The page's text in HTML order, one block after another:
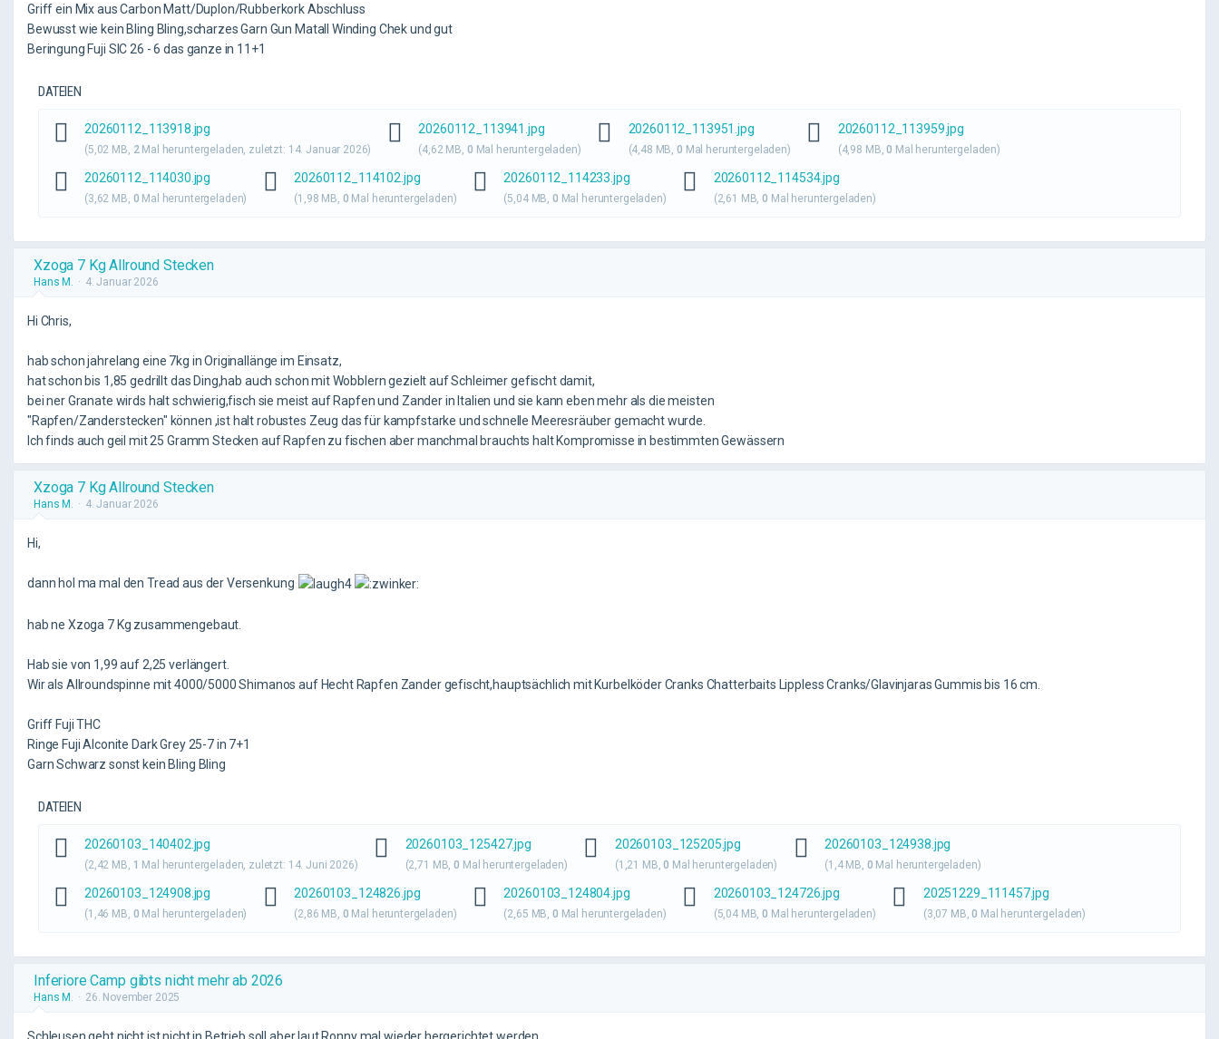
Griff ein Mix aus Carbon Matt/Duplon/Rubberkork Abschluss
Bewusst wie kein Bling Bling,scharzes Garn Gun Matall Winding Chek und gut
Beringung Fuji SIC 26 - 6 das ganze in 11+1
DATEIEN
20260112_113918.jpg
(5,02 MB, 2 Mal heruntergeladen, zuletzt: 14. Januar 2026)
20260112_113941.jpg
(4,62 MB, 0 Mal heruntergeladen)
20260112_113951.jpg
(4,48 MB,0 Mal heruntergeladen)
20260112_113959.jpg
(4,98 MB,0 Mal heruntergeladen)
20260112_114030.jpg
(3,62 MB, 0 Mal heruntergeladen)
20260112_114102.jpg
(1,98 MB, 0 Mal heruntergeladen)
20260112_114233.jpg
(5,04 MB, 0 Mal heruntergeladen)
20260112_114534.jpg
(2,61 MB,0 Mal heruntergeladen)
Xzoga 7 Kg Allround Stecken
Hans M. 4. Januar 2026
Hi Chris,
hab schon jahrelang eine 7kg in Originallänge im Einsatz,
hat schon bis 1,85 gedrillt das Ding,hab auch schon mit Wobblern gezielt auf Schleimer gefischt damit,
bei ner Granate wirds halt schwierig,fisch sie meist auf Rapfen und Zander in Italien und sie kann eben mehr als die meisten
"Rapfen/Zanderstecken" können ,ist halt robustes Zeug das für kampfstarke und schnelle Meeresräuber gemacht wurde.
Ich finds auch geil mit 25 Gramm Stecken auf Rapfen zu fischen aber manchmal brauchts halt Kompromisse in bestimmten Gewässern
Xzoga 7 Kg Allround Stecken
Hans M. 4. Januar 2026
Hi,
dann hol ma mal den Tread aus der Versenkung
hab ne Xzoga 7 Kg zusammengebaut.
Hab sie von 1,99 auf 2,25 verlängert.
Wir als Allroundspinne mit 4000/5000 Shimanos auf Hecht Rapfen Zander gefischt,hauptsächlich mit Kurbelköder Cranks Chatterbaits Lippless Cranks/Glavinjaras Gummis bis 16 cm.
Griff Fuji THC
Ringe Fuji Alconite Dark Grey 25-7 in 7+1
Garn Schwarz sonst kein Bling Bling
DATEIEN
20260103_140402.jpg
(2,42 MB, 1 Mal heruntergeladen, zuletzt: 14. Juni 2026)
20260103_125427.jpg
(2,71 MB,0 Mal heruntergeladen)
20260103_125205.jpg
(1,21 MB,0 Mal heruntergeladen)
20260103_124938.jpg
(1,4 MB, 0 Mal heruntergeladen)
20260103_124908.jpg
(1,46 MB, 0 Mal heruntergeladen)
20260103_124826.jpg
(2,86 MB, 0 Mal heruntergeladen)
20260103_124804.jpg
(2,65 MB, 0 Mal heruntergeladen)
20260103_124726.jpg
(5,04 MB,0 Mal heruntergeladen)
20251229_111457.jpg
(3,07 MB,0 Mal heruntergeladen)
Inferiore Camp gibts nicht mehr ab 2026
Hans M. 26. November 2025